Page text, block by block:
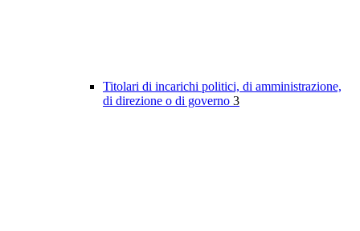
Titolari di incarichi politici, di amministrazione,
di direzione o di governo 3